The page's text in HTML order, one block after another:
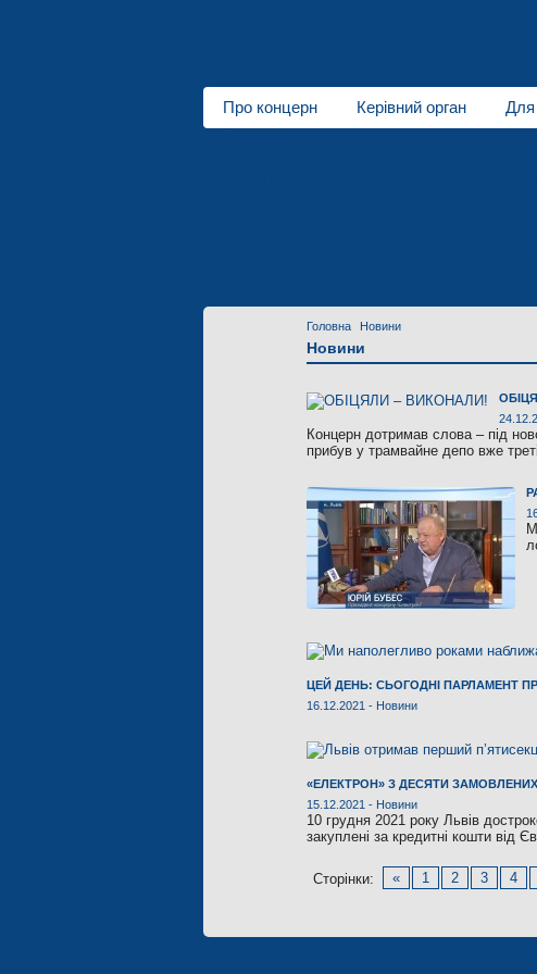
Про концерн Керівний орган Для
Головна Новини
Новини
Концерн дотримав слова – під
прибув у трамвайне депо вже
ЦЕЙ ДЕНЬ: СЬОГОДНІ ПАРЛАМЕНТ
16.12.2021 - Новини
«ЕЛЕКТРОН» З ДЕСЯТИ
15.12.2021 - Новини
10 грудня 2021 року Львів
закуплені за кредитні кошти від
Сторінки: « 1 2 3 4